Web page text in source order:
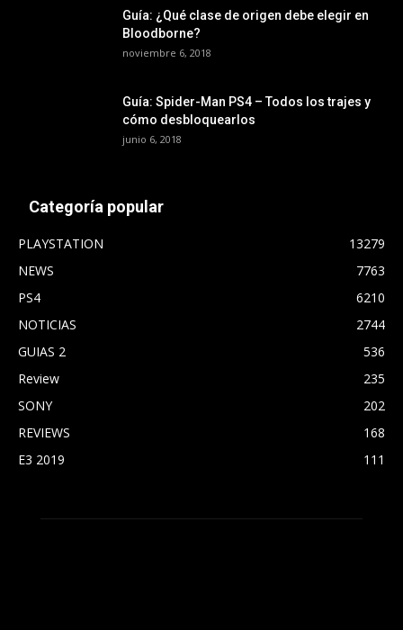
Guía: ¿Qué clase de origen debe elegir en
Bloodborne?
noviembre 6, 2018
Guía: Spider-Man PS4 – Todos los trajes y
cómo desbloquearlos
junio 6, 2018
Categoría popular
PLAYSTATION
13279
NEWS
7763
PS4
6210
NOTICIAS
2744
GUIAS 2
536
Review
235
SONY
202
REVIEWS
168
E3 2019
111